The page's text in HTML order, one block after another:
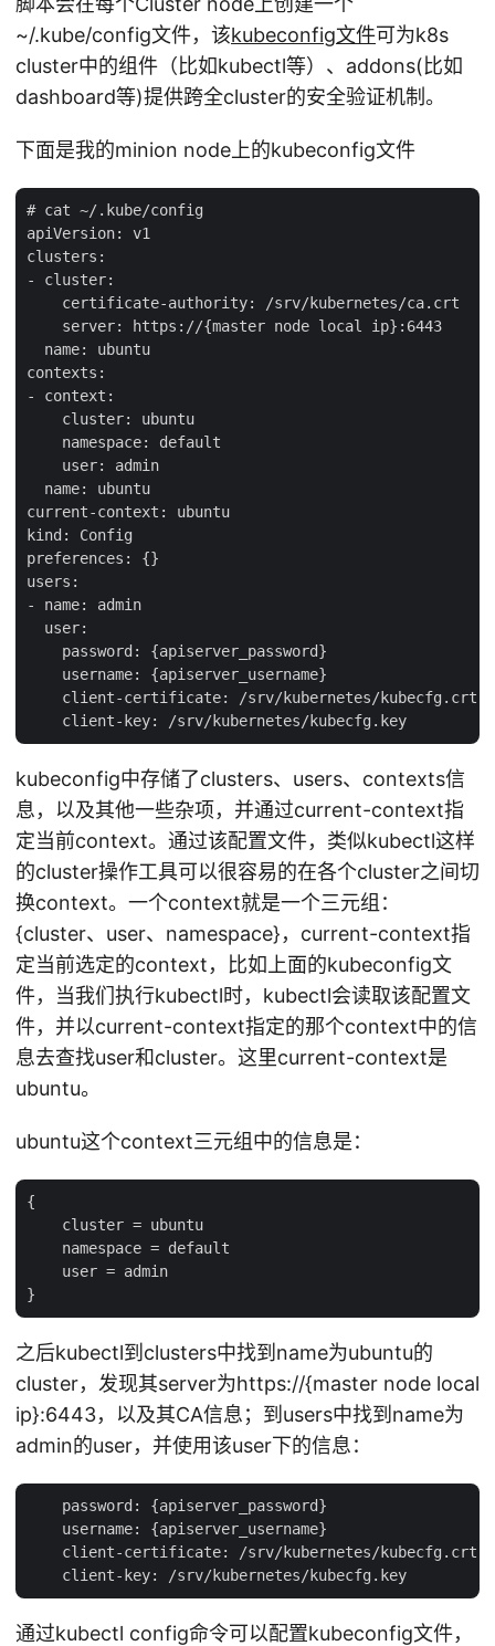
~/.kube/config文件，该kubeconfig文件可为k8s
cluster中的组件（比如kubectl等）、addons(比如
dashboard等)提供跨全cluster的安全验证机制。
下面是我的minion node上的kubeconfig文件
# cat ~/.kube/config
apiVersion: v1
clusters:
- cluster:
    certificate-authority: /srv/kubernetes/ca.crt
    server: https://{master node local ip}:6443
  name: ubuntu
contexts:
- context:
    cluster: ubuntu
    namespace: default
    user: admin
  name: ubuntu
current-context: ubuntu
kind: Config
preferences: {}
users:
- name: admin
  user:
    password: {apiserver_password}
    username: {apiserver_username}
    client-certificate: /srv/kubernetes/kubecfg.crt
kubeconfig中存储了clusters、users、contexts信
息，以及其他一些杂项，并通过current-context指
定当前context。通过该配置文件，类似kubectl这样
的cluster操作工具可以很容易的在各个cluster之间切
换context。一个context就是一个三元组：
{cluster、user、namespace}，current-context指
定当前选定的context，比如上面的kubeconfig文
件，当我们执行kubectl时，kubectl会读取该配置文
件，并以current-context指定的那个context中的信
息去查找user和cluster。这里current-context是
ubuntu。
ubuntu这个context三元组中的信息是：
{
    cluster = ubuntu
    namespace = default
    user = admin
之后kubectl到clusters中找到name为ubuntu的
cluster，发现其server为https://{master node local
ip}:6443，以及其CA信息；到users中找到name为
admin的user，并使用该user下的信息：
    password: {apiserver_password}
    username: {apiserver_username}
    client-certificate: /srv/kubernetes/kubecfg.crt
通过kubectl config命令可以配置kubeconfig文件，